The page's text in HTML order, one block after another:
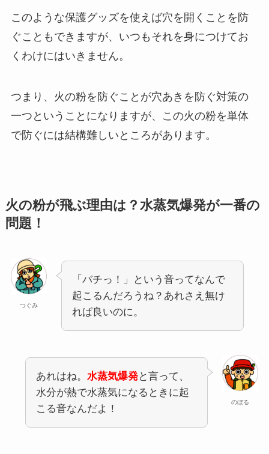
このような保護グッズを使えば穴を開くことを防
ぐこともできますが、いつもそれを身につけてお
くわけにはいきません。
つまり、火の粉を防ぐことが穴あきを防ぐ対策の
一つということになりますが、この火の粉を単体
で防ぐには結構難しいところがあります。
火の粉が飛ぶ理由は？水蒸気爆発が一番の
問題！
つぐみ
「バチっ！」という音ってなんで
起こるんだろうね？あれさえ無け
れば良いのに。
のぼる
あれはね。 水蒸気爆発と言って、
水分が熱で水蒸気になるときに起
こる音なんだよ！